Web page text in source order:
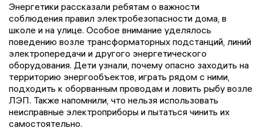
Энергетики рассказали ребятам о важности
соблюдения правил электробезопасности дома, в
школе и на улице. Особое внимание уделялось
поведению возле трансформаторных подстанций, линий
электропередачи и другого энергетического
оборудования. Дети узнали, почему опасно заходить на
территорию энергообъектов, играть рядом с ними,
подходить к оборванным проводам и ловить рыбу возле
ЛЭП. Также напомнили, что нельзя использовать
неисправные электроприборы и пытаться чинить их
самостоятельно.